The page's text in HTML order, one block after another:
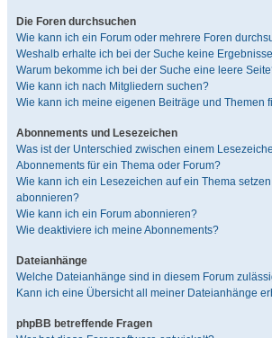
Die Foren durchsuchen
Wie kann ich ein Forum oder mehrere Foren
Weshalb erhalte ich bei der Suche keine
Warum bekomme ich bei der Suche eine leere
Wie kann ich nach Mitgliedern suchen?
Wie kann ich meine eigenen Beiträge und Themen
Abonnements und Lesezeichen
Was ist der Unterschied zwischen einem
Abonnements für ein Thema oder Forum?
Wie kann ich ein Lesezeichen auf ein Thema
abonnieren?
Wie kann ich ein Forum abonnieren?
Wie deaktiviere ich meine Abonnements?
Dateianhänge
Welche Dateianhänge sind in diesem Forum
Kann ich eine Übersicht all meiner Dateianhänge
phpBB betreffende Fragen